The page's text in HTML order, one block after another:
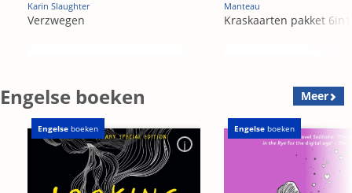
Karin Slaughter
Verzwegen
Manteau
Kraskaarten pakket 6in1
Engelse boeken Meer
Engelse boeken Engelse boeken